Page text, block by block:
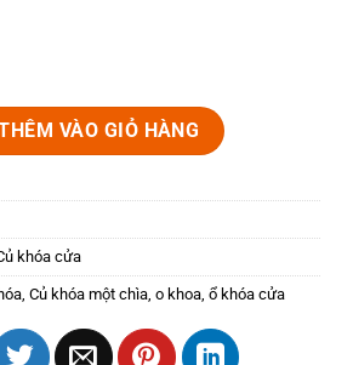
NK261TP-7DV (Màu Đồng Vàng) số lượng
VÀO GIỎ HÀNG
khóa cửa
,Củ khóa một chìa ,o khoa ,ổ khóa cửa